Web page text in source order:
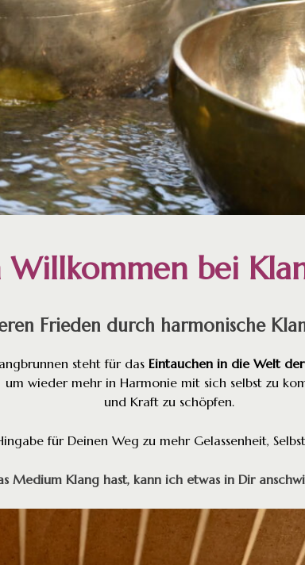
Willkommen bei
Frieden durch harmonische
steht für das Eintauchen in die Welt
um wieder mehr in Harmonie mit sich selbst zu
und Kraft zu schöpfen.
für Deinen Weg zu mehr Gelassenheit,
Medium Klang hast, kann ich etwas in Dir